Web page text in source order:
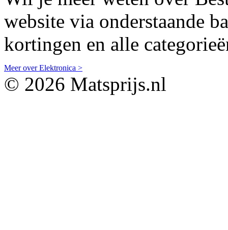
website via onderstaande
kortingen en alle
Meer over Elektronica >
© 2026 Matsprijs.nl